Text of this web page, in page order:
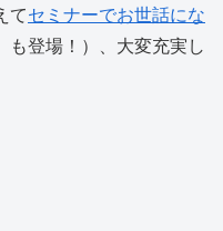
てセミナーでお世話にな
も登場！）、大変充実し